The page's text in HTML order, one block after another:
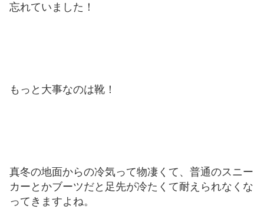
忘れていました！
もっと大事なのは靴！
真冬の地面からの冷気って物凄くて、普通のスニー
カーとかブーツだと足先が冷たくて耐えられなくな
ってきますよね。